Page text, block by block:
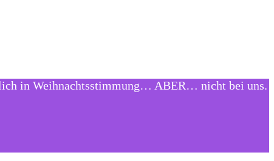
in Weihnachtsstimmung… ABER… nicht bei uns.